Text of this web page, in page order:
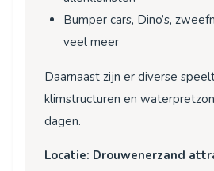
Bumper cars, Dino’s,
veel meer
Daarnaast zijn er diverse
klimstructuren en
dagen.
Locatie: Drouwenerzand